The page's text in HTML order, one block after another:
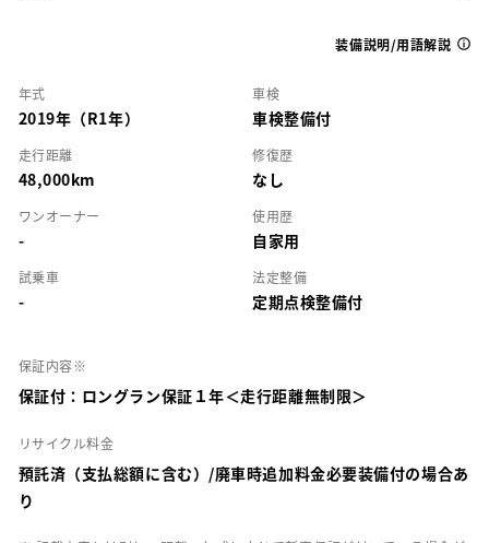
装備説明/用語解説
年式
2019年（R1年）
車検
車検整備付
走行距離
48,000km
修復歴
なし
ワンオーナー
-
使用歴
自家用
試乗車
-
法定整備
定期点検整備付
保証内容※
保証付：ロングラン保証１年＜走行距離無制限＞
リサイクル料金
預託済（支払総額に含む）/廃車時追加料金必要装備付の場合あ
り